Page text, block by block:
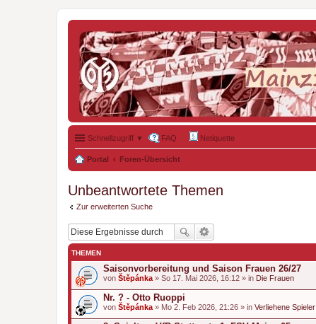
Schnellzugriff ▼ FAQ Netiquette
Portal Foren-Übersicht
Unbeantwortete Themen
Zur erweiterten Suche
THEMEN
Saisonvorbereitung und Saison Frauen 26/27
von Štěpánka » So 17. Mai 2026, 16:12 » in Die Frauen
Nr. ? - Otto Ruoppi
von Štěpánka » Mo 2. Feb 2026, 21:26 » in Verliehene Spieler